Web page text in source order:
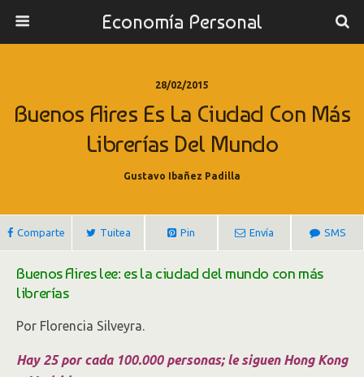
Economía Personal
28/02/2015
Buenos Aires Es La Ciudad Con Más
Librerías Del Mundo
Gustavo Ibañez Padilla
Comparte Tuitea Pin Envía SMS
Buenos Aires lee: es la ciudad del mundo con más
librerías
Por Florencia Silveyra.
Hay 25 por cada 100.000 personas; le siguen Hong Kong